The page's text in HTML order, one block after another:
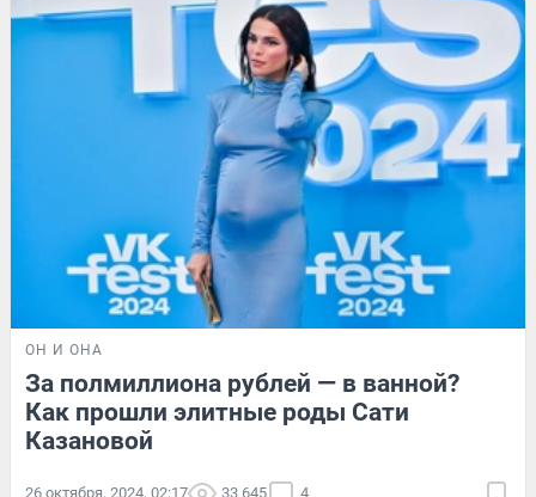
ОН И ОНА
За полмиллиона рублей — в ванной?
Как прошли элитные роды Сати
Казановой
26 октября, 2024, 02:17 33 645 4